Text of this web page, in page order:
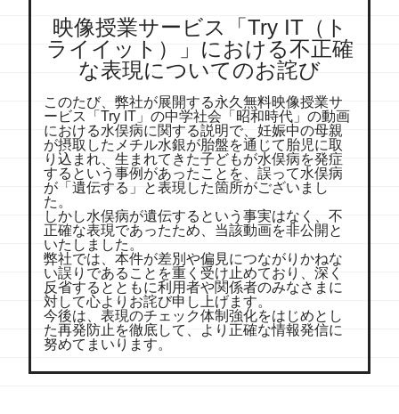
映像授業サービス「Try IT（ト
ライイット）」における不正確
な表現についてのお詫び
このたび、弊社が展開する永久無料映像授業サ
ービス「Try IT」の中学社会「昭和時代」の動画
における水俣病に関する説明で、妊娠中の母親
が摂取したメチル水銀が胎盤を通じて胎児に取
り込まれ、生まれてきた子どもが水俣病を発症
するという事例があったことを、誤って水俣病
が「遺伝する」と表現した箇所がございまし
た。
しかし水俣病が遺伝するという事実はなく、不
正確な表現であったため、当該動画を非公開と
いたしました。
弊社では、本件が差別や偏見につながりかねな
い誤りであることを重く受け止めており、深く
反省するとともに利用者や関係者のみなさまに
対して心よりお詫び申し上げます。
今後は、表現のチェック体制強化をはじめとし
た再発防止を徹底して、より正確な情報発信に
努めてまいります。